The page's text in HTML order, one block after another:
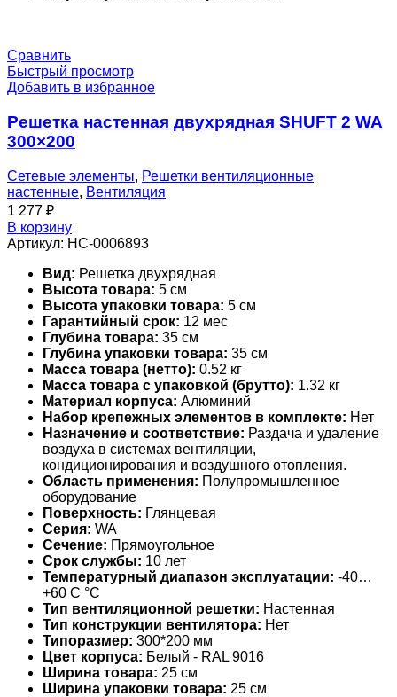
Сравнить
Быстрый просмотр
Добавить в избранное
Решетка настенная двухрядная SHUFT 2 WA
300×200
Сетевые элементы, Решетки вентиляционные
настенные, Вентиляция
1 277 ₽
В корзину
Артикул: НС-0006893
Вид: Решетка двухрядная
Высота товара: 5 см
Высота упаковки товара: 5 см
Гарантийный срок: 12 мес
Глубина товара: 35 см
Глубина упаковки товара: 35 см
Масса товара (нетто): 0.52 кг
Масса товара с упаковкой (брутто): 1.32 кг
Материал корпуса: Алюминий
Набор крепежных элементов в комплекте: Нет
Назначение и соответствие: Раздача и удаление
воздуха в системах вентиляции,
кондиционирования и воздушного отопления.
Область применения: Полупромышленное
оборудование
Поверхность: Глянцевая
Серия: WA
Сечение: Прямоугольное
Срок службы: 10 лет
Температурный диапазон эксплуатации: -40…
+60 С °С
Тип вентиляционной решетки: Настенная
Тип конструкции вентилятора: Нет
Типоразмер: 300*200 мм
Цвет корпуса: Белый - RAL 9016
Ширина товара: 25 см
Ширина упаковки товара: 25 см